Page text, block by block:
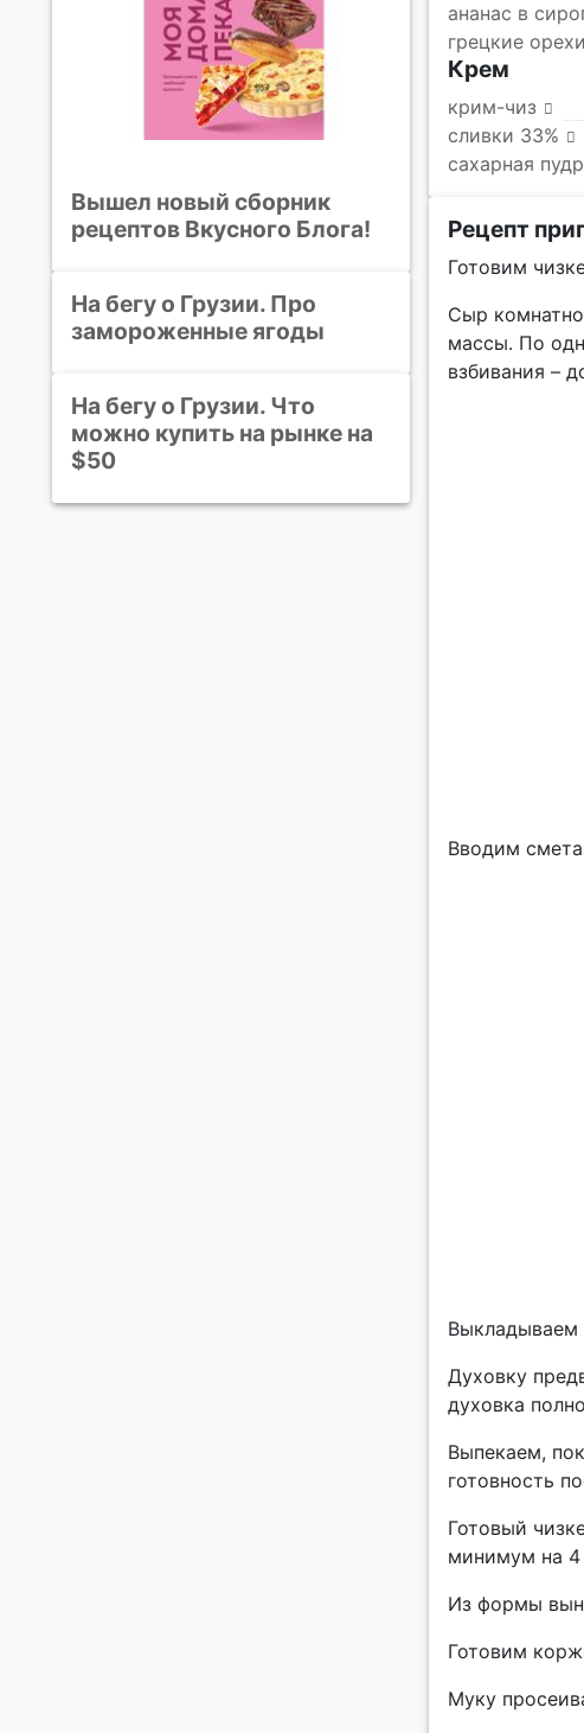
ананас в
грецкие орехи
Крем
крим-чиз
сливки 33%
сахарная
Рецепт
Готовим
Сыр
массы. По
взбивания –
Вводим
Выкладываем
Духовку
духовка
Выпекаем,
готовность
Готовый
минимум на 4
Из формы
Готовим
Муку
Вышел новый сборник
рецептов Вкусного Блога!
На бегу о Грузии. Про
замороженные ягоды
На бегу о Грузии. Что
можно купить на рынке на
$50